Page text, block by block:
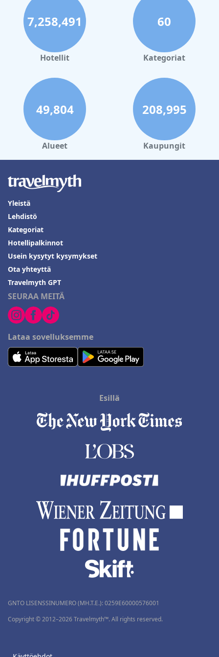
huomataan, nämä ovat pieniä haittoja ylivoimaisen positiivisen
palautteen rinnalla. Hotellin sitoutuminen asiakaspalveluun ja
rauhallinen, puhdas ympäristö edistävät merkittävästi sen
myönteistä mainetta.
Kaiken kaikkiaanEyesleepover
on erinomainen tarjoamalla
erinomaista vastinetta rahalle strategisen sijaintinsa, modernien
palvelunsa ansiosta, mikä tekee siitä suositun valinnan
matkailijoille, jotka etsivät vaivatonta ja mukavaa oleskelua
Eyemouthissa.
7,258,491
Hotellit
60
Kategoriat
49,804
Alueet
208,995
Kaupungit
SEURAA MEITÄ
Lataa sovelluksemme
Yleistä
Lehdistö
Kategoriat
Hotellipalkinnot
Usein kysytyt kysymykset
Ota yhteyttä
Travelmyth GPT
Esillä
GNTO LISENSSINUMERO (MH.T.E.): 0259Ε60000576001
Copyright © 2012–2026 Travelmyth™. All rights reserved.